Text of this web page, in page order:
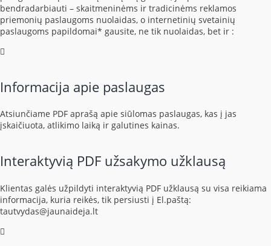
bendradarbiauti – skaitmeninėms ir tradicinėms reklamos
priemonių paslaugoms nuolaidas, o internetinių svetainių
paslaugoms papildomai* gausite, ne tik nuolaidas, bet ir :
Informacija apie paslaugas
Atsiunčiame PDF aprašą apie siūlomas paslaugas, kas į jas
įskaičiuota, atlikimo laiką ir galutines kainas.
Interaktyvią PDF užsakymo užklausą
Klientas galės užpildyti interaktyvią PDF užklausą su visa reikiama
informacija, kuria reikės, tik persiusti į El.paštą:
tautvydas@jaunaideja.lt